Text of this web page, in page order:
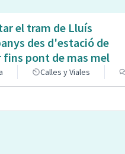
el tram de Lluís
des d'estació de
fins pont de mas mel
Calles y Viales